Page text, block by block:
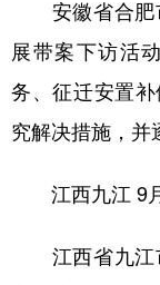
安徽省合肥
展带案下访活
务、征迁安置
究解决措施，并
江西九江 9
江西省九江市